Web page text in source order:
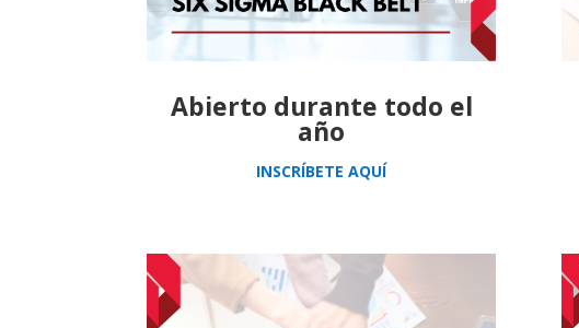
Abierto durante todo el
año
INSCRÍBETE AQUÍ